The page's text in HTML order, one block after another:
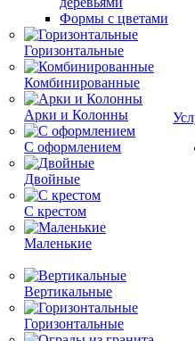
Формы с цветами
Горизонтальные
Комбинированные
Арки и Колонны
С оформлением
Двойные
С крестом
Маленькие
Вертикальные
Горизонтальные